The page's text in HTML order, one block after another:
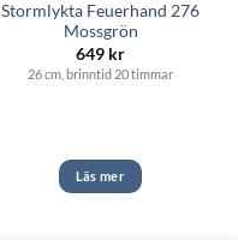
Stormlykta Feuerhand 276
Mossgrön
649 kr
26 cm, brinntid 20 timmar
Läs mer